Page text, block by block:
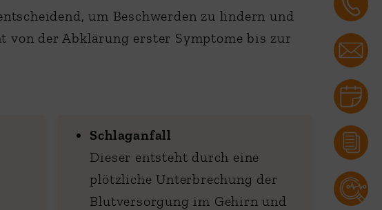
um Beschwerden zu lindern und
von der Abklärung erster Symptome bis zur
Schlaganfall
Dieser entsteht durch eine
plötzliche Unterbrechung der
Blutversorgung im Gehirn und